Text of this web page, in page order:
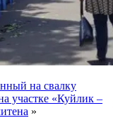
на свалку
участке «Куйлик –
»